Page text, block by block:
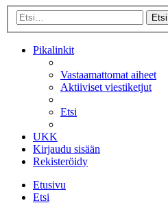
Etsi
Pikalinkit
Vastaamattomat aiheet
Aktiiviset viestiketjut
Etsi
UKK
Kirjaudu sisään
Rekisteröidy
Etusivu
Etsi